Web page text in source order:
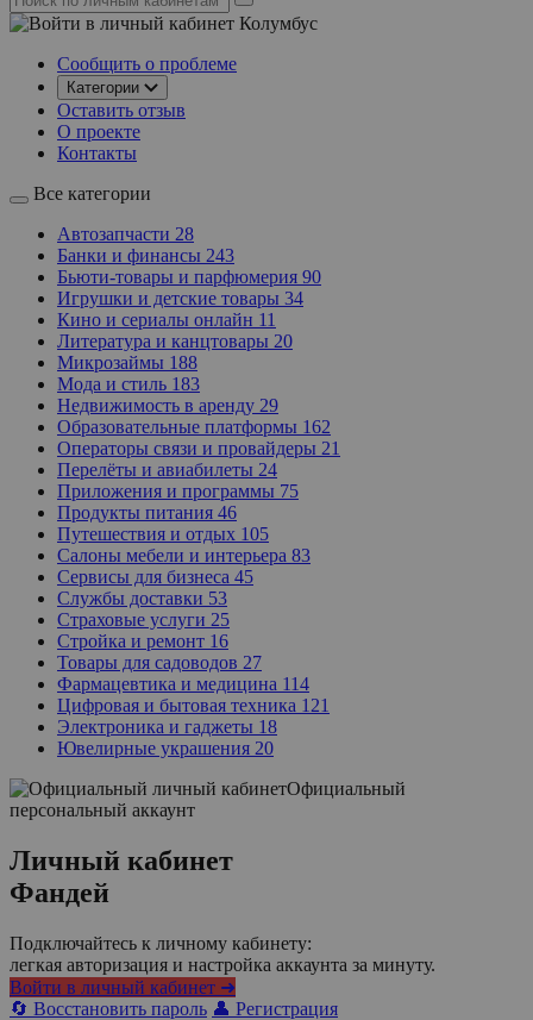
Колумбус
Сообщить о проблеме
Категории
Оставить отзыв
О проекте
Контакты
Все категории
Автозапчасти 28
Банки и финансы 243
Бьюти-товары и парфюмерия 90
Игрушки и детские товары 34
Кино и сериалы онлайн 11
Литература и канцтовары 20
Микрозаймы 188
Мода и стиль 183
Недвижимость в аренду 29
Образовательные платформы 162
Операторы связи и провайдеры 21
Перелёты и авиабилеты 24
Приложения и программы 75
Продукты питания 46
Путешествия и отдых 105
Салоны мебели и интерьера 83
Сервисы для бизнеса 45
Службы доставки 53
Страховые услуги 25
Стройка и ремонт 16
Товары для садоводов 27
Фармацевтика и медицина 114
Цифровая и бытовая техника 121
Электроника и гаджеты 18
Ювелирные украшения 20
Официальный
персональный аккаунт
Личный кабинет
Фандей
Подключайтесь к личному кабинету:
легкая авторизация и настройка аккаунта за минуту.
Войти в личный кабинет ➜
🔄 Восстановить пароль 👤 Регистрация